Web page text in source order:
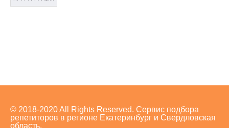
© 2018-2020 All Rights Reserved. Сервис подбора
репетиторов в регионе Екатеринбург и Свердловская
область.